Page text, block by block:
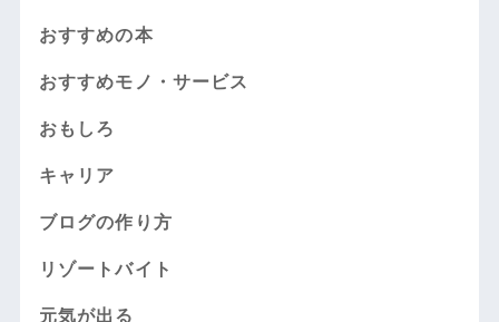
おすすめの本
おすすめモノ・サービス
おもしろ
キャリア
ブログの作り方
リゾートバイト
元気が出る